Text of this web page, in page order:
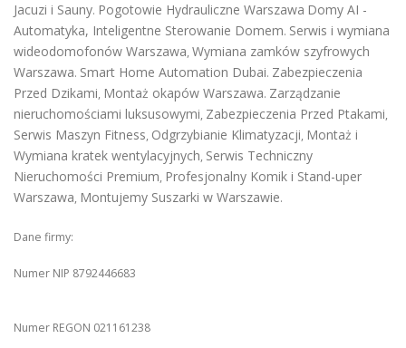
Jacuzi i Sauny. Pogotowie Hydrauliczne Warszawa Domy AI -
Automatyka, Inteligentne Sterowanie Domem. Serwis i wymiana
wideodomofonów Warszawa, Wymiana zamków szyfrowych
Warszawa. Smart Home Automation Dubai. Zabezpieczenia
Przed Dzikami, Montaż okapów Warszawa. Zarządzanie
nieruchomościami luksusowymi, Zabezpieczenia Przed Ptakami,
Serwis Maszyn Fitness, Odgrzybianie Klimatyzacji, Montaż i
Wymiana kratek wentylacyjnych, Serwis Techniczny
Nieruchomości Premium, Profesjonalny Komik i Stand-uper
Warszawa, Montujemy Suszarki w Warszawie.
Dane firmy:
Numer NIP 8792446683
Numer REGON 021161238